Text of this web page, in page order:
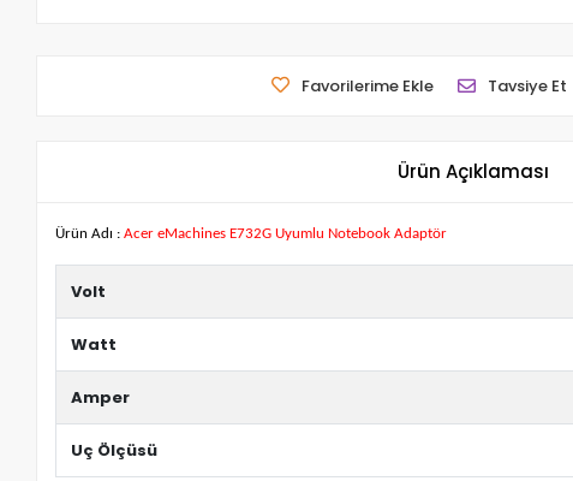
Favorilerime Ekle Tavsiye Et
Ürün Açıklaması
Ürün Adı : Acer eMachines E732G Uyumlu Notebook Adaptör
Volt
Watt
Amper
Uç Ölçüsü